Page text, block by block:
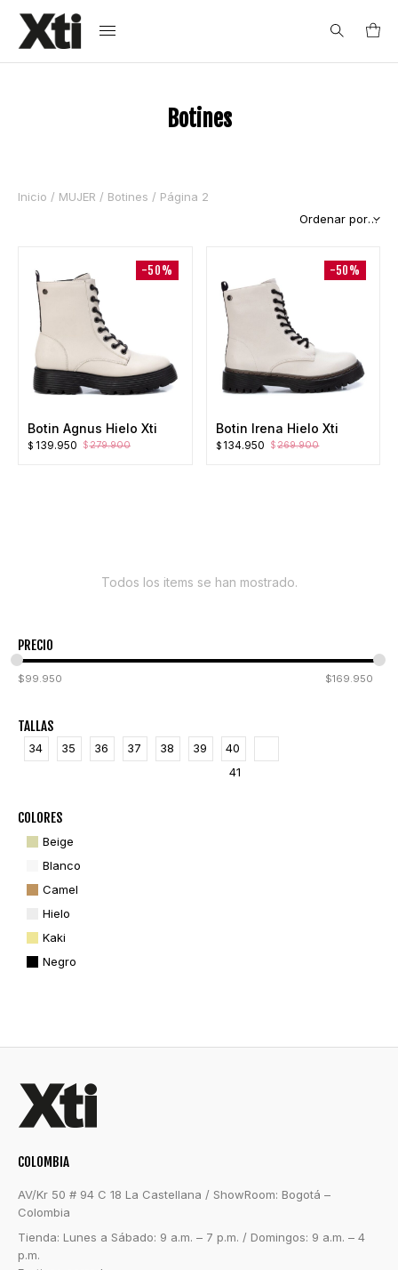
Botines
Inicio / MUJER / Botines / Página 2
-50%
Botin Agnus Hielo Xti
$279.900
El
$ 139.950
El
-50%
Botin Irena Hielo Xti
$269.900
El
$ 134.950
El
Todos los items se han mostrado.
PRECIO
$99.950 $169.950
TALLAS
34 35 36 37 38 39
40
41
COLORES
Beige
Blanco
Camel
Hielo
Kaki
Negro
COLOMBIA
AV/Kr 50 # 94 C 18 La Castellana / ShowRoom: Bogotá –
Colombia
Tienda: Lunes a Sábado: 9 a.m. – 7 p.m. / Domingos: 9 a.m. – 4
p.m.